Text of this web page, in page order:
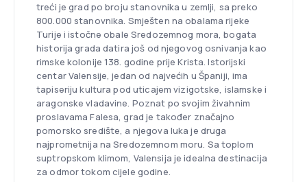
treći je grad po broju stanovnika u zemlji, sa preko
800.000 stanovnika. Smješten na obalama rijeke
Turije i istočne obale Sredozemnog mora, bogata
historija grada datira još od njegovog osnivanja kao
rimske kolonije 138. godine prije Krista. Istorijski
centar Valensije, jedan od najvećih u Španiji, ima
tapiseriju kultura pod uticajem vizigotske, islamske i
aragonske vladavine. Poznat po svojim živahnim
proslavama Falesa, grad je također značajno
pomorsko središte, a njegova luka je druga
najprometnija na Sredozemnom moru. Sa toplom
suptropskom klimom, Valensija je idealna destinacija
za odmor tokom cijele godine.